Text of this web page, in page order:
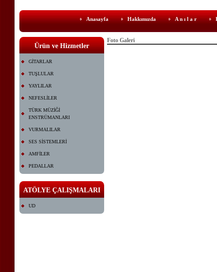
Anasayfa Hakkımızda A n ı l a r
Ürün ve Hizmetler
GİTARLAR
TUŞLULAR
YAYLILAR
NEFESLİLER
TÜRK MÜZİĞİ
ENSTRÜMANLARI
VURMALILAR
SES SİSTEMLERİ
AMFİLER
PEDALLAR
ATÖLYE ÇALIŞMALARI
UD
Foto Galeri